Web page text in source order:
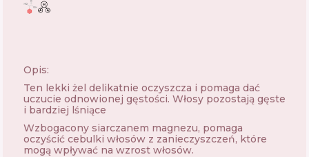
Opis:
Ten lekki żel delikatnie oczyszcza i pomaga dać
uczucie odnowionej gęstości. Włosy pozostają gęste
i bardziej lśniące
Wzbogacony siarczanem magnezu, pomaga
oczyścić cebulki włosów z zanieczyszczeń, które
mogą wpływać na wzrost włosów.